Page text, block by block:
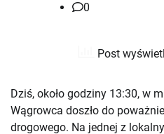
0
Post
Dziś, około godziny 13:30, w
Wągrowca doszło do
drogowego. Na jednej z